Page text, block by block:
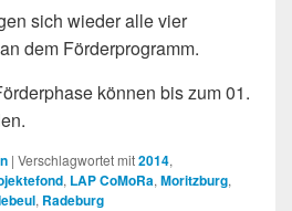
sich wieder alle vier
dem Förderprogramm.
können bis zum 01.
| Verschlagwortet mit2014,
, LAP CoMoRa, Moritzburg,
, Radeburg